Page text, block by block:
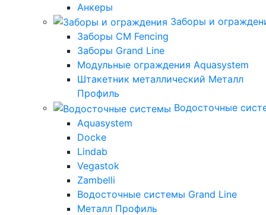
Анкеры
Заборы и
Заборы CM Fencing
Заборы Grand Line
Модульные ограждения Aquasystem
Штакетник металлический Металл
Профиль
Водосточные
Aquasystem
Docke
Lindab
Vegastok
Zambelli
Водосточные системы Grand Line
Металл Профиль